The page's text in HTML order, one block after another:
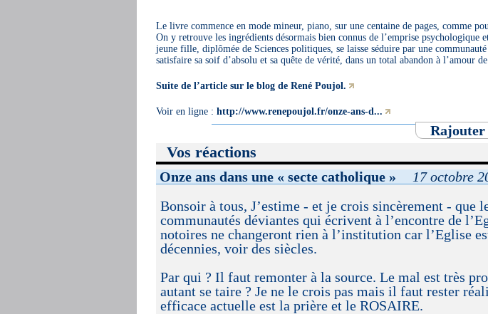
Le livre commence en mode mineur, piano, sur une centaine de pages, comme
On y retrouve les ingrédients désormais bien connus de l’emprise psychologique
jeune fille, diplômée de Sciences politiques, se laisse séduire par une
satisfaire sa soif d’absolu et sa quête de vérité, dans un total abandon à l’amour de
Suite de l’article sur le blog de René Poujol.
Voir en ligne : http://www.renepoujol.fr/onze-ans-d...
Rajouter
Vos réactions
Onze ans dans une « secte catholique »
17 octobre
Bonsoir à tous, J’estime - et je crois sincèrement - que
communautés déviantes qui écrivent à l’encontre de
notoires ne changeront rien à l’institution car l’Eglise
décennies, voir des siècles.
Par qui ? Il faut remonter à la source. Le mal est très
autant se taire ? Je ne le crois pas mais il faut rester
efficace actuelle est la prière et le ROSAIRE.